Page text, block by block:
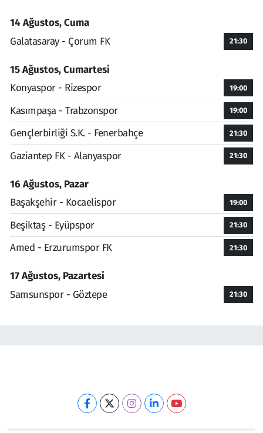
14 Ağustos, Cuma
Galatasaray - Çorum FK
21:30
15 Ağustos, Cumartesi
Konyaspor - Rizespor
19:00
Kasımpaşa - Trabzonspor 19:00
Gençlerbirliği S.K. - Fenerbahçe 21:30
Gaziantep FK - Alanyaspor 21:30
16 Ağustos, Pazar
Başakşehir - Kocaelispor
19:00
Beşiktaş - Eyüpspor 21:30
Amed - Erzurumspor FK 21:30
17 Ağustos, Pazartesi
Samsunspor - Göztepe
21:30